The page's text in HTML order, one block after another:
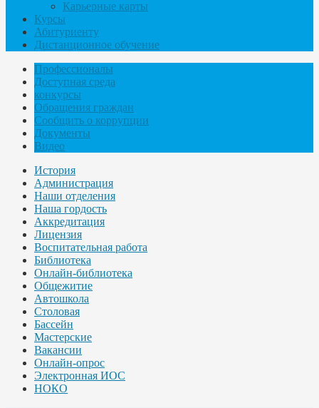
Карьерные карты
Курсы
Абитуриенту
Дистанционное обучение
Профессионалы
Доступная среда
конкурсы
Обращения граждан
Сообщить о коррупции
Документы
Видео
История
Администрация
Наши отделения
Наша гордость
Аккредитация
Лицензия
Воспитательная работа
Библиотека
Онлайн-библиотека
Общежитие
Автошкола
Столовая
Бассейн
Мастерские
Вакансии
Онлайн-опрос
Электронная ИОС
НОКО